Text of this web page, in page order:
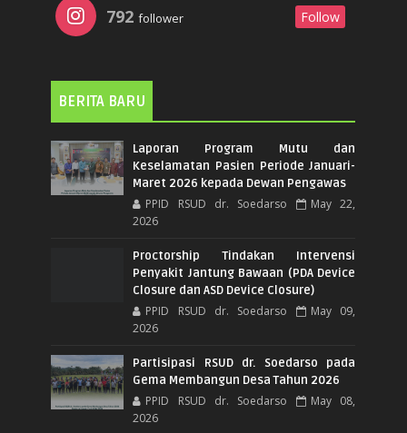
792 follower Follow
BERITA BARU
Laporan Program Mutu dan
Keselamatan Pasien Periode Januari-
Maret 2026 kepada Dewan Pengawas
PPID RSUD dr. Soedarso
May 22,
2026
Proctorship Tindakan Intervensi
Penyakit Jantung Bawaan (PDA Device
Closure dan ASD Device Closure)
PPID RSUD dr. Soedarso
May 09,
2026
Partisipasi RSUD dr. Soedarso pada
Gema Membangun Desa Tahun 2026
PPID RSUD dr. Soedarso
May 08,
2026